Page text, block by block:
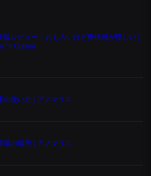
版レビュー！おもろいけど爽快感が怪しい |
‘n Goblins
の使い方 | アノマリス
場の場所 | アノマリス